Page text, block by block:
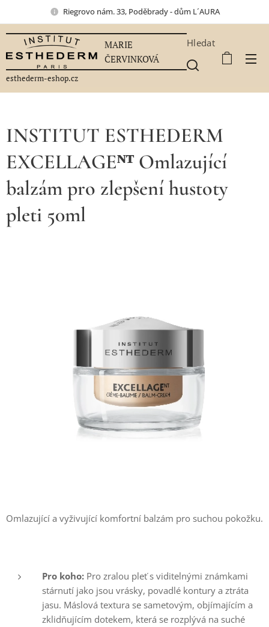
Riegrovo nám. 33, Poděbrady - dům L´AURA
MARIE
ČERVINKOVÁ
esthederm-eshop.cz
Hledat
INSTITUT ESTHEDERM
EXCELLAGEᴺᵀ Omlazující
balzám pro zlepšení hustoty
pleti 50ml
Omlazující a vyživující komfortní balzám pro suchou pokožku.
Pro koho: Pro zralou pleť s viditelnými známkami
stárnutí jako jsou vrásky, povadlé kontury a ztráta
jasu. Máslová textura se sametovým, objímajícím a
zklidňujícím dotekem, která se rozplývá na suché